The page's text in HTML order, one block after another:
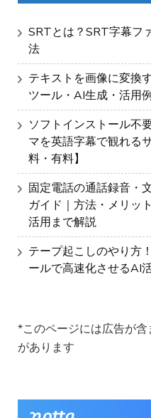
SRTとは？SRT字幕フ
法
テキストを画像に変換
ツール・AI生成・活用
ソフトインストール不
マを英語字幕で観れる
料・有料】
固定電話の通話録音・
ガイド｜方法・メリッ
活用まで解説
テープ起こしのやり方
ールで高速化させるAI
*このページには広告が
があります